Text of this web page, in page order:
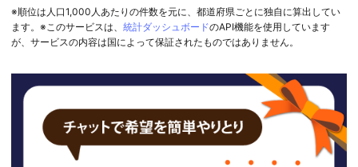
※順位は人口1,000人あたりの件数を元に、都道府県ごとに独自に算出してい
ます。※このサービスは、 統計ダッシュボードのAPI機能を使用しています
が、サービスの内容は国によって保証されたものではありません。